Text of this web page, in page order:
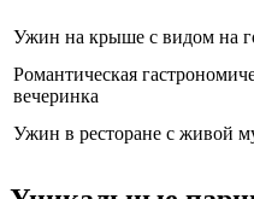
Ужин на крыше с видом на
Романтическая
вечеринка
Ужин в ресторане с живой